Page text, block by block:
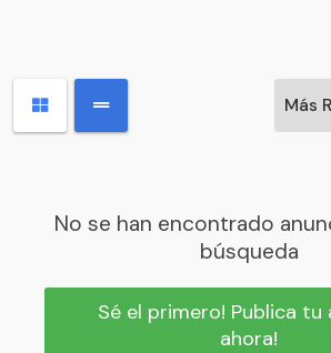
No se han encontrado
búsqueda
Sé el primero! Publica tu
ahora!